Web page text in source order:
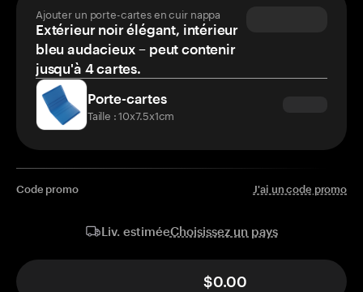
Ajouter un porte-cartes en cuir nappa
Extérieur noir élégant, intérieur
bleu audacieux – peut contenir
jusqu'à 4 cartes.
Porte-cartes
Taille : 10x7.5x1cm
Code promo J'ai un code promo
Liv. estiméeChoisissez un pays
$0.00